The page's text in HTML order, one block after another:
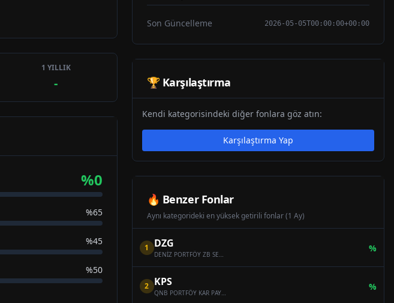
1 YILLIK
-
%0
%65
%45
%50
Son Güncelleme 2026-05-05T00:00:00+00:00
🏆 Karşılaştırma
Kendi kategorisindeki diğer fonlara göz atın:
Karşılaştırma Yap
🔥 Benzer Fonlar
Aynı kategorideki en yüksek getirili fonlar (1 Ay)
1 DZG
DENİZ PORTFÖY ZB SERBEST (DÖVİZ) ÖZEL FON
%
2 KPS
QNB PORTFÖY KAR PAYI ÖDEYEN ONİKİNCİ SERBEST (DÖVİZ) FON
%